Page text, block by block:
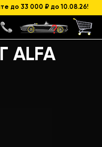
до 33 000 ₽ до 10.08.26!
ALFA